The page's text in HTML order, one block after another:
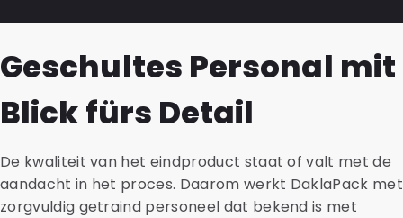
Geschultes Personal mit
Blick fürs Detail
De kwaliteit van het eindproduct staat of valt met de
aandacht in het proces. Daarom werkt DaklaPack met
zorgvuldig getraind personeel dat bekend is met